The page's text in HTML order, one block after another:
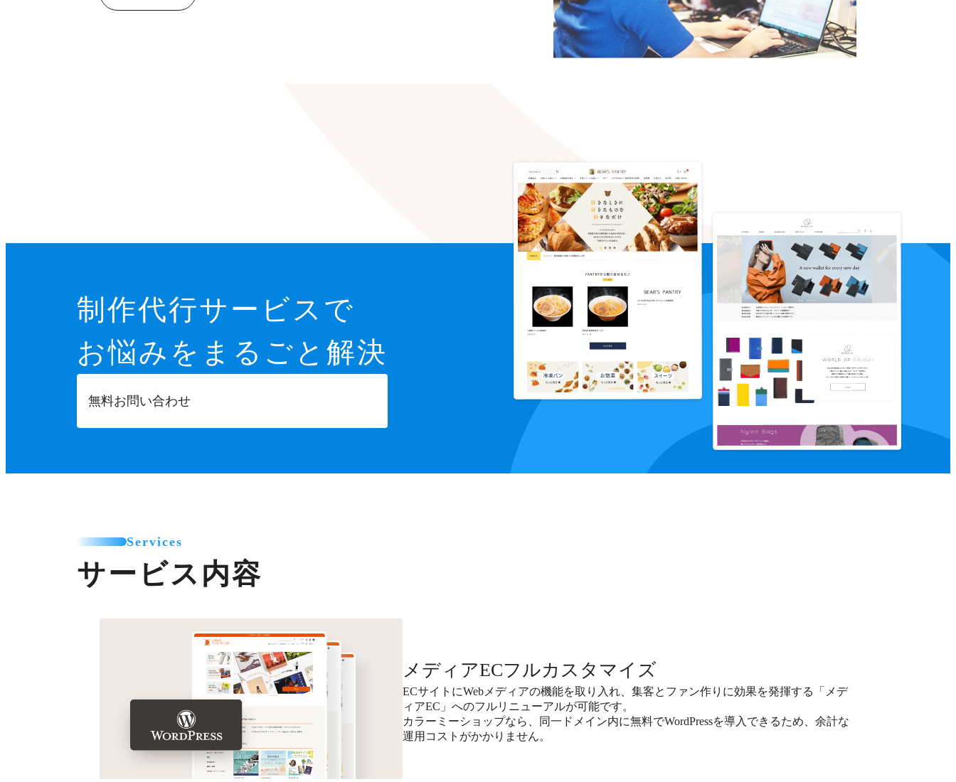
制作代行サービスで
お悩みを まるごと解決
無料お問い合わせ
Services
サービス内容
メディアECフルカスタマイズ
ECサイトにWebメディアの機能を取り入れ、集客とファン作りに効果を発揮する「メデ
ィアEC」へのフルリニューアルが可能です。
カラーミーショップなら、同一ドメイン内に無料でWordPressを導入できるため、余計な
運用コストがかかりません。